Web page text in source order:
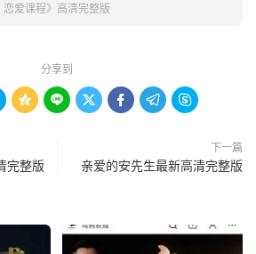
恋爱课程》高清完整版
分享到
     
完整版
下一篇
亲爱的安先生最新高清完整版